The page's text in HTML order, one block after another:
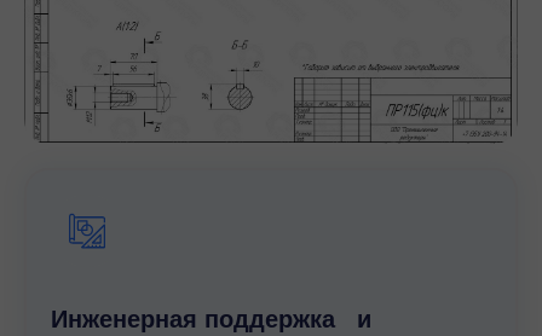
Инженерная поддержка и